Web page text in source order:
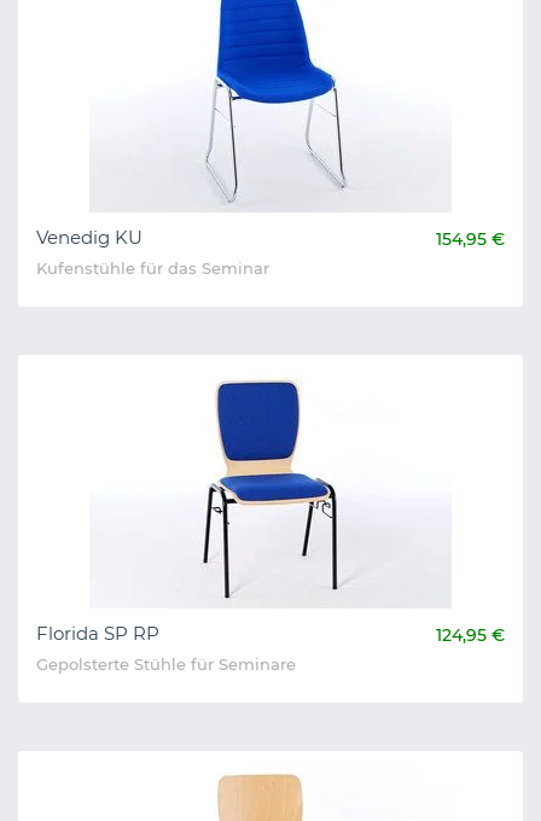
Venedig KU 154,95 €
Kufenstühle für das Seminar
Florida SP RP 124,95 €
Gepolsterte Stühle für Seminare